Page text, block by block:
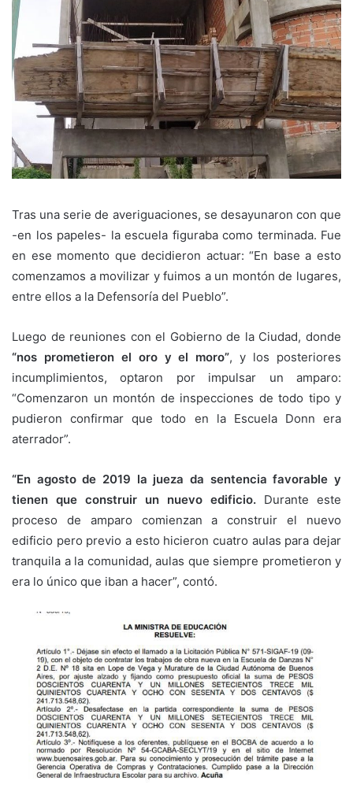
Tras una serie de averiguaciones, se desayunaron con que
-en los papeles- la escuela figuraba como terminada. Fue
en ese momento que decidieron actuar: “En base a esto
comenzamos a movilizar y fuimos a un montón de lugares,
entre ellos a la Defensoría del Pueblo”.
Luego de reuniones con el Gobierno de la Ciudad, donde
“nos prometieron el oro y el moro”, y los posteriores
incumplimientos, optaron por impulsar un amparo:
“Comenzaron un montón de inspecciones de todo tipo y
pudieron confirmar que todo en la Escuela Donn era
aterrador”.
“En agosto de 2019 la jueza da sentencia favorable y
tienen que construir un nuevo edificio. Durante este
proceso de amparo comienzan a construir el nuevo
edificio pero previo a esto hicieron cuatro aulas para dejar
tranquila a la comunidad, aulas que siempre prometieron y
era lo único que iban a hacer”, contó.